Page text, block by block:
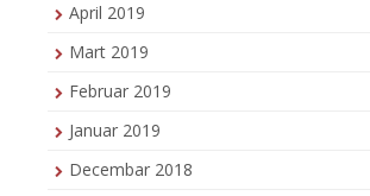
April 2019
Mart 2019
Februar 2019
Januar 2019
Decembar 2018